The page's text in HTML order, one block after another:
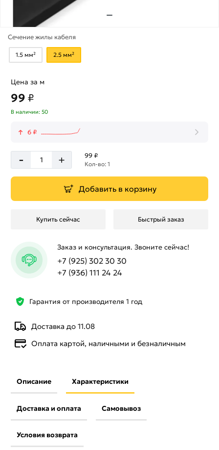
Сечение жилы кабеля
1.5 мм² 2.5 мм²
Гарантия от производителя 1 год
Доставка до 11.08
Оплата картой, наличными и безналичным
Цена за м
99 ₽
В наличии: 50
6 ₽
- + 99 ₽
Кол-во: 1
Добавить в корзину
Купить сейчас Быстрый заказ
Заказ и консультация. Звоните сейчас!
+7 (925) 302 30 30
+7 (936) 111 24 24
Описание Характеристики
Доставка и оплата Самовывоз
Условия возврата